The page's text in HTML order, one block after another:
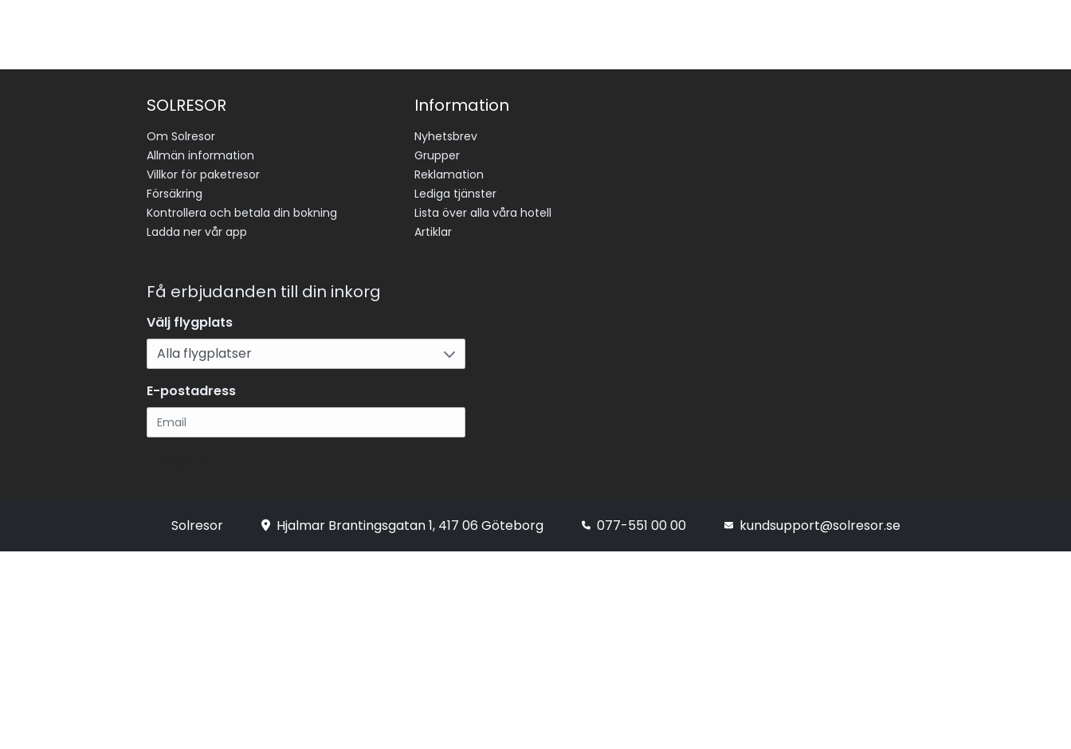
SOLRESOR
Om Solresor
Allmän information
Villkor för paketresor
Försäkring
Kontrollera och betala din bokning
Ladda ner vår app
Information
Nyhetsbrev
Grupper
Reklamation
Lediga tjänster
Lista över alla våra hotell
Artiklar
Få erbjudanden till din inkorg
Välj flygplats
E-postadress
Solresor Hjalmar Brantingsgatan 1, 417 06 Göteborg 077-551 00 00 kundsupport@solresor.se